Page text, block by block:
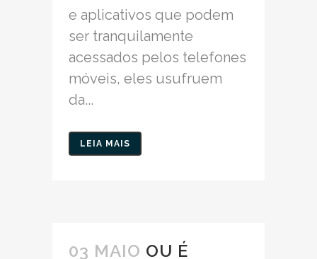
e aplicativos que podem
ser tranquilamente
acessados pelos telefones
móveis, eles usufruem
da...
LEIA MAIS
03 MAIO OU É